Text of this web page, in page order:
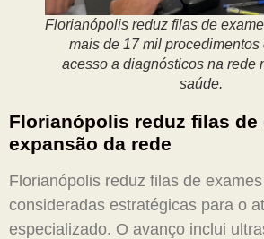
Florianópolis reduz filas de
mais de 17 mil procedimentos
acesso a diagnósticos na rede
saúde.
Florianópolis reduz filas de
expansão da rede
Florianópolis reduz filas de
consideradas estratégicas para o
especializado. O avanço inclui